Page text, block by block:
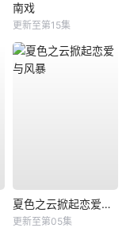
南戏
更新至第15集
夏色之云掀起恋爱与风暴
更新至第05集